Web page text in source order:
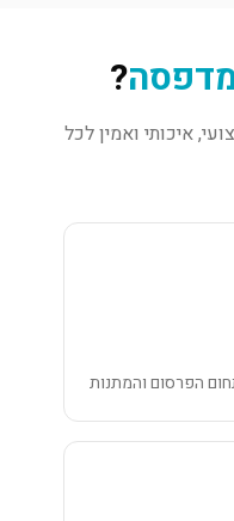
?
איכותי ואמין לכל
הפרסום והמתנות